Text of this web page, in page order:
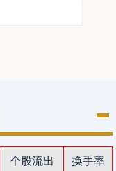
个股流出
换手率